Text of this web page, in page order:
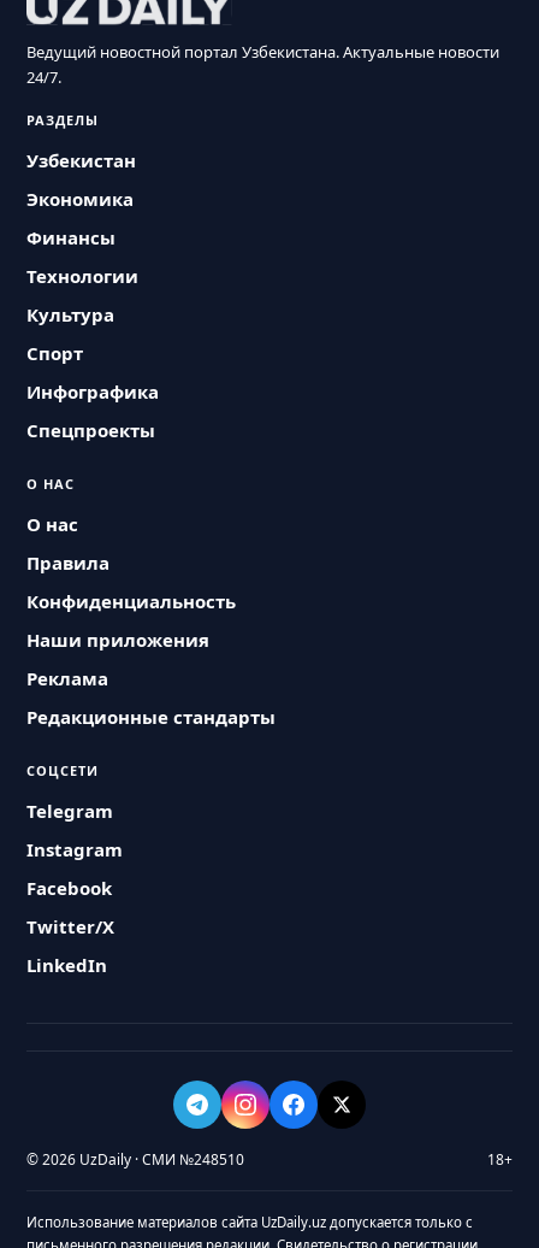
Ведущий новостной портал Узбекистана. Актуальные новости
24/7.
РАЗДЕЛЫ
Узбекистан
Экономика
Финансы
Технологии
Культура
Спорт
Инфографика
Спецпроекты
О НАС
О нас
Правила
Конфиденциальность
Наши приложения
Реклама
Редакционные стандарты
СОЦСЕТИ
Telegram
Instagram
Facebook
Twitter/X
LinkedIn
© 2026 UzDaily · СМИ №248510 18+
Использование материалов сайта UzDaily.uz допускается только с